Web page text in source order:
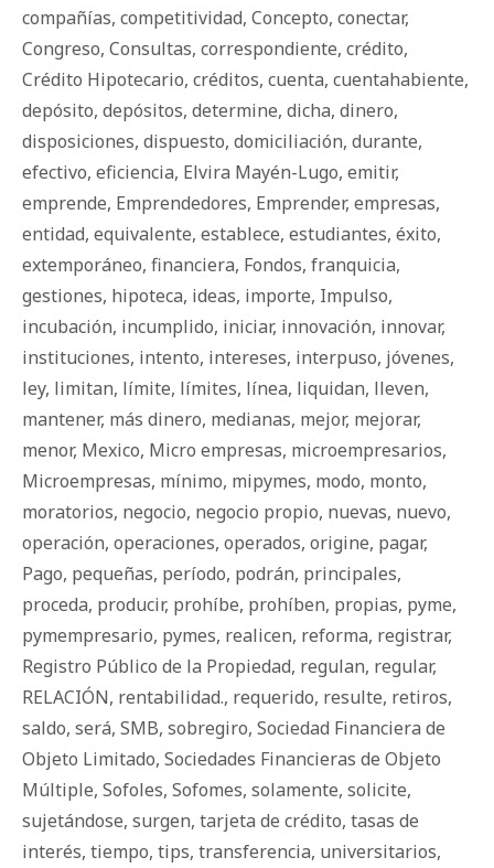
compañías, competitividad, Concepto, conectar,
Congreso, Consultas, correspondiente, crédito,
Crédito Hipotecario, créditos, cuenta, cuentahabiente,
depósito, depósitos, determine, dicha, dinero,
disposiciones, dispuesto, domiciliación, durante,
efectivo, eficiencia, Elvira Mayén-Lugo, emitir,
emprende, Emprendedores, Emprender, empresas,
entidad, equivalente, establece, estudiantes, éxito,
extemporáneo, financiera, Fondos, franquicia,
gestiones, hipoteca, ideas, importe, Impulso,
incubación, incumplido, iniciar, innovación, innovar,
instituciones, intento, intereses, interpuso, jóvenes,
ley, limitan, límite, límites, línea, liquidan, lleven,
mantener, más dinero, medianas, mejor, mejorar,
menor, Mexico, Micro empresas, microempresarios,
Microempresas, mínimo, mipymes, modo, monto,
moratorios, negocio, negocio propio, nuevas, nuevo,
operación, operaciones, operados, origine, pagar,
Pago, pequeñas, período, podrán, principales,
proceda, producir, prohíbe, prohíben, propias, pyme,
pymempresario, pymes, realicen, reforma, registrar,
Registro Público de la Propiedad, regulan, regular,
RELACIÓN, rentabilidad., requerido, resulte, retiros,
saldo, será, SMB, sobregiro, Sociedad Financiera de
Objeto Limitado, Sociedades Financieras de Objeto
Múltiple, Sofoles, Sofomes, solamente, solicite,
sujetándose, surgen, tarjeta de crédito, tasas de
interés, tiempo, tips, transferencia, universitarios,